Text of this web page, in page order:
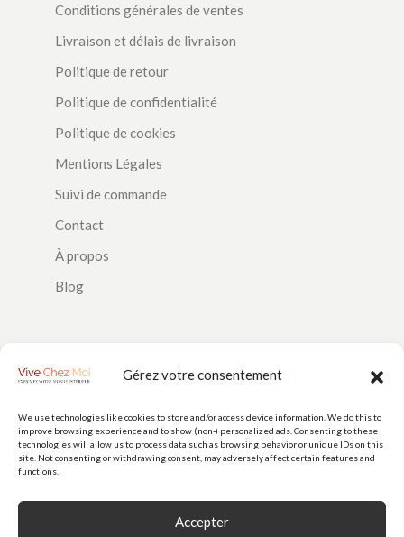
Gérez votre consentement
We use technologies like cookies to store and/or access device information. We do this to
improve browsing experience and to show (non-) personalized ads. Consenting to these
technologies will allow us to process data such as browsing behavior or unique IDs on this
site. Not consenting or withdrawing consent, may adversely affect certain features and
functions.
Accepter
Conditions générales de ventes
Livraison et délais de livraison
Politique de retour
Politique de confidentialité
Politique de cookies
Mentions Légales
Suivi de commande
Contact
À propos
Blog
PAIEMENTS